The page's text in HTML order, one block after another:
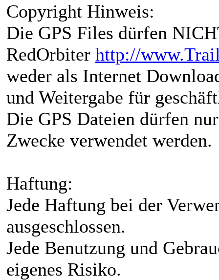
Copyright Hinweis:
Die GPS Files dürfen
RedOrbiter http://
weder als Internet
und Weitergabe für
Die GPS Dateien dürfen
Zwecke verwendet werden.
Haftung:
Jede Haftung bei der
ausgeschlossen.
Jede Benutzung und
eigenes Risiko.